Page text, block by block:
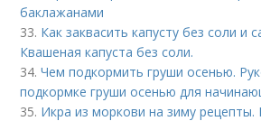
баклажанами
33. Как заквасить капусту без соли и
Квашеная капуста без соли.
34.Чем подкормить груши осенью.
подкормке груши осенью для
35. Икра из моркови на зиму рецепты.